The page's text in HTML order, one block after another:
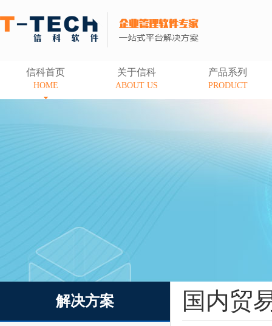
信科首页
HOME
关于信科
ABOUT US
产品系列
PRODUCT
解决方案 国内贸